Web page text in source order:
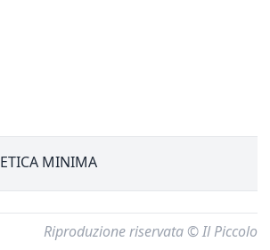
ETICA MINIMA
Riproduzione riservata © Il Piccolo